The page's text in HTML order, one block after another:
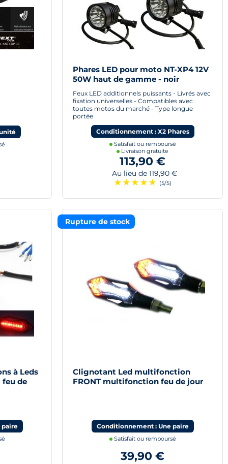
Phares LED pour moto NT-XP4 12V
50W haut de gamme - noir
Feux LED additionnels puissants - Livrés avec
fixation universelles - Compatibles avec
toutes motos du marché - Type longue
portée
Conditionnement : X2 Phares
Satisfait ou remboursé
Livraison gratuite
113,90 €
Au lieu de 119,90 €
★ ★ ★ ★ ★ (5/5)
à Leds
feu de
paire
Rupture de stock
Clignotant Led multifonction
FRONT multifonction feu de jour
Conditionnement : Une paire
Satisfait ou remboursé
39,90 €